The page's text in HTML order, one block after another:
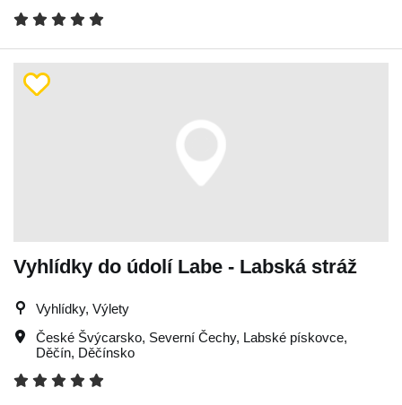
Vyhlídky do údolí Labe - Labská stráž
Vyhlídky, Výlety
České Švýcarsko, Severní Čechy, Labské pískovce,
Děčín, Děčínsko